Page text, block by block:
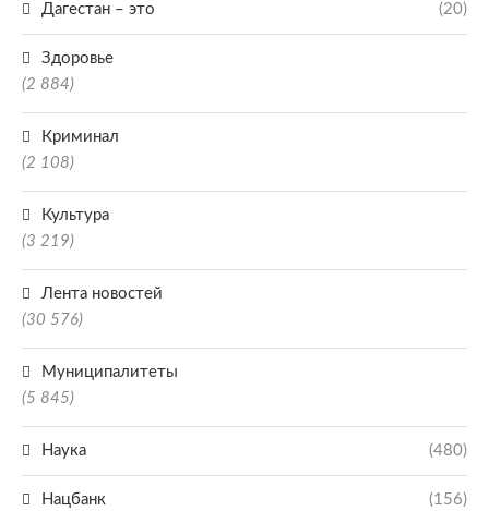
Дагестан – это (20)
Здоровье
(2 884)
Криминал
(2 108)
Культура
(3 219)
Лента новостей
(30 576)
Муниципалитеты
(5 845)
Наука (480)
Нацбанк (156)